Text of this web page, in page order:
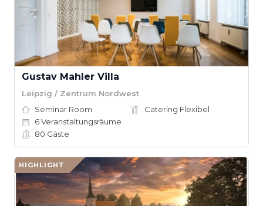
Gustav Mahler Villa
Leipzig / Zentrum Nordwest
Seminar Room
Catering Flexibel
6Veranstaltungsräume
80 Gäste
HIGHLIGHT